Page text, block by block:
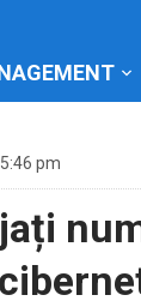
pm